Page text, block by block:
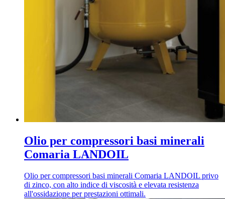
Olio per compressori basi minerali
Comaria LANDOIL
Olio per compressori basi minerali Comaria LANDOIL privo
di zinco, con alto indice di viscosità e elevata resistenza
all'ossidazione per prestazioni ottimali.